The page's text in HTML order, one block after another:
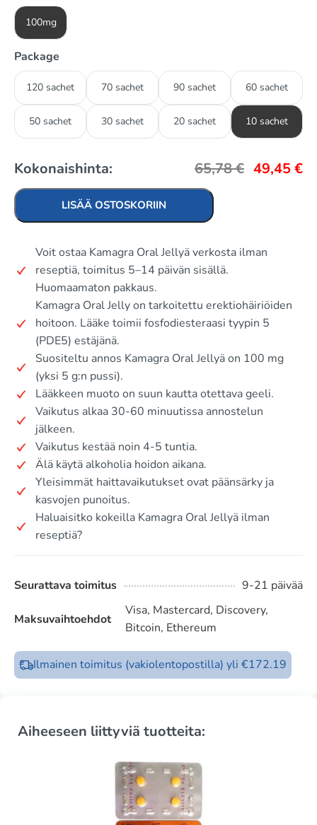
100mg
Package
120 sachet 70 sachet 90 sachet 60 sachet
50 sachet 30 sachet 20 sachet 10 sachet
Kokonaishinta: 65,78€ 49,45€
LISÄÄ OSTOSKORIIN
Voit ostaa Kamagra Oral Jellyä verkosta ilman
reseptiä, toimitus 5–14 päivän sisällä.
Huomaamaton pakkaus.
Kamagra Oral Jelly on tarkoitettu erektiohäiriöiden
hoitoon. Lääke toimii fosfodiesteraasi tyypin 5
(PDE5) estäjänä.
Suositeltu annos Kamagra Oral Jellyä on 100 mg
(yksi 5 g:n pussi).
Lääkkeen muoto on suun kautta otettava geeli.
Vaikutus alkaa 30-60 minuutissa annostelun
jälkeen.
Vaikutus kestää noin 4-5 tuntia.
Älä käytä alkoholia hoidon aikana.
Yleisimmät haittavaikutukset ovat päänsärky ja
kasvojen punoitus.
Haluaisitko kokeilla Kamagra Oral Jellyä ilman
reseptiä?
Seurattava toimitus 9-21 päivää
Maksuvaihtoehdot
Visa, Mastercard, Discovery,
Bitcoin, Ethereum
Ilmainen toimitus (vakiolentopostilla) yli €172.19
Aiheeseen liittyviä tuotteita: